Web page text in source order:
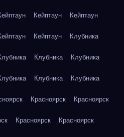
Кейптаун Кейптаун
Кейптаун Клубника
Клубника Клубника
Клубника Клубника
Красноярск Красноярск
Красноярск Красноярск